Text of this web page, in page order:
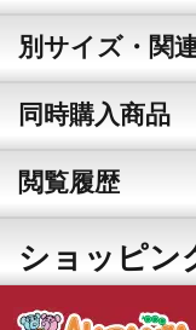
別サイズ・関
同時購入商品
閲覧履歴
ショッピン